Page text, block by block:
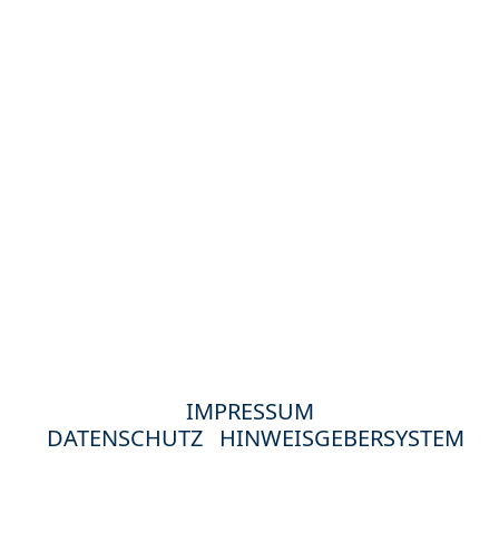
IMPRESSUM
DATENSCHUTZ HINWEISGEBERSYSTEM